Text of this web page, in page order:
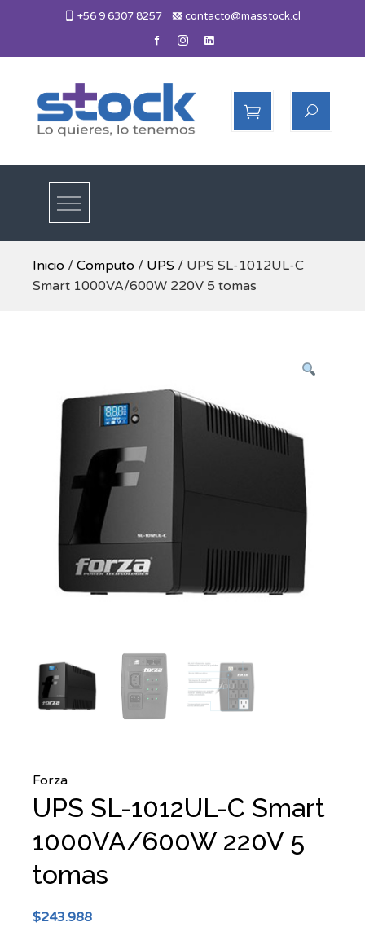
+56 9 6307 8257 contacto@masstock.cl
Más Stock
Inicio / Computo / UPS / UPS SL-1012UL-C
Smart 1000VA/600W 220V 5 tomas
Forza
UPS SL-1012UL-C Smart
1000VA/600W 220V 5
tomas
$243.988